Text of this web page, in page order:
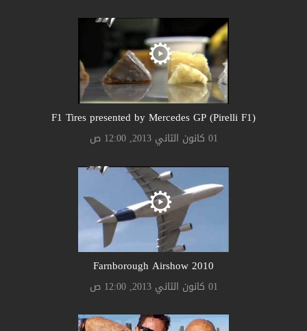
F1 Tires presented by Mercedes GP (Pirelli F1)
01 كانون الثاني 2013, 12:00 ص
Farnborough Airshow 2010
01 كانون الثاني 2013, 12:00 ص